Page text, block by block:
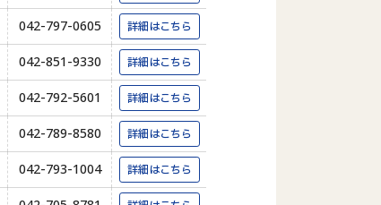
042-797-0605 詳細はこちら
042-851-9330 詳細はこちら
042-792-5601 詳細はこちら
042-789-8580 詳細はこちら
042-793-1004 詳細はこちら